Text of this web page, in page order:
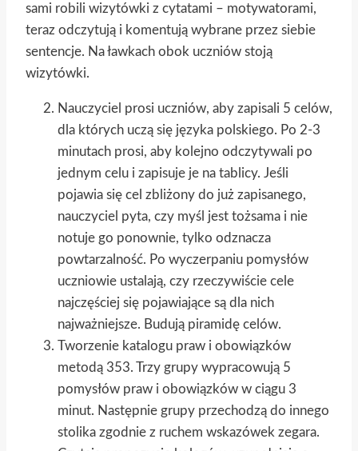
sami robili wizytówki z cytatami – motywatorami,
teraz odczytują i komentują wybrane przez siebie
sentencje. Na ławkach obok uczniów stoją
wizytówki.
Nauczyciel prosi uczniów, aby zapisali 5 celów,
dla których uczą się języka polskiego. Po 2-3
minutach prosi, aby kolejno odczytywali po
jednym celu i zapisuje je na tablicy. Jeśli
pojawia się cel zbliżony do już zapisanego,
nauczyciel pyta, czy myśl jest tożsama i nie
notuje go ponownie, tylko odznacza
powtarzalność. Po wyczerpaniu pomysłów
uczniowie ustalają, czy rzeczywiście cele
najczęściej się pojawiające są dla nich
najważniejsze. Budują piramidę celów.
Tworzenie katalogu praw i obowiązków
metodą 353. Trzy grupy wypracowują 5
pomysłów praw i obowiązków w ciągu 3
minut. Następnie grupy przechodzą do innego
stolika zgodnie z ruchem wskazówek zegara.